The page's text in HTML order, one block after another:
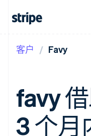
支付
Managed
Payments
备案商家解决
方案
Payment links
按应
库与
指
客户 Favy
favy
3 个月